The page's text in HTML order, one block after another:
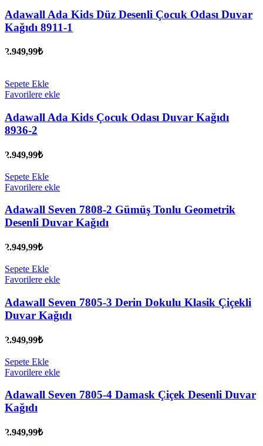
Adawall Ada Kids Düz Desenli Çocuk Odası Duvar
Kağıdı 8911-1
2.949,99₺
Sepete Ekle
Favorilere ekle
Adawall Ada Kids Çocuk Odası Duvar Kağıdı
8936-2
2.949,99₺
Sepete Ekle
Favorilere ekle
Adawall Seven 7808-2 Gümüş Tonlu Geometrik
Desenli Duvar Kağıdı
2.949,99₺
Sepete Ekle
Favorilere ekle
Adawall Seven 7805-3 Derin Dokulu Klasik Çiçekli
Duvar Kağıdı
2.949,99₺
Sepete Ekle
Favorilere ekle
Adawall Seven 7805-4 Damask Çiçek Desenli Duvar
Kağıdı
2.949,99₺